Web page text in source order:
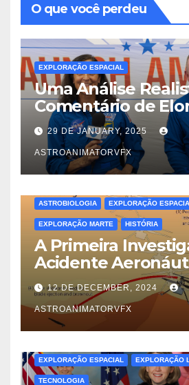
O que você perdeu
EXPLORAÇÃO ESPACIAL
Uma Análise
Comentário de
Verdadeira
Trocas de
Espacial
29 DE JANUARY, 2025
ASTROANIMATORVFX
ASTROBIOLOGIA EXPLORAÇÃO
EXPLORAÇÃO MARTE HISTÓRIA
A Primeira
Acidente
Outro Mundo:
Ingenuity em
12 DE DECEMBER, 2024
ASTROANIMATORVFX
EXPLORAÇÃO ESPACIAL EXPLORAÇÃO
TECNOLOGIA